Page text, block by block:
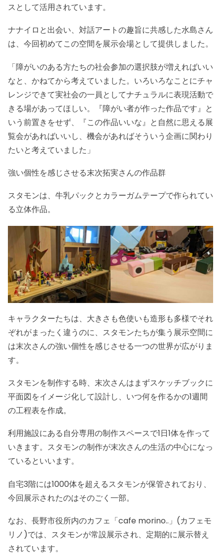
スとして活用されています。
ナナイロと出会い、対話アートの趣旨に共感した水島さん
は、今回初めてこの空間を展示会場として提供しました。
「障がいのある方たちの社会参加の選択肢が増えればいい
なと、かねてから考えていました。いろいろなことにチャ
レンジできて実社会の一員としてナチュラルに表現活動で
きる場があってほしい。『障がい者が作った作品です』と
いう前置きをせず、『この作品いいな』と自然に思える展
覧会があればいいし、機会があればそういう企画に関わり
たいと考えていました」
強い個性を感じさせる末次拓実さんの作品群
スタモンは、牛乳パックとカラーガムテープで作られてい
る立体作品。
キャラクターたちは、大きさも色使いも造形も多様でそれ
ぞれがまったく違うのに、スタモンたちが集う展示空間に
は末次さんの強い個性を感じさせる一つの世界が広がりま
す。
スタモンを制作する時、末次さんはまずスケッチブックに
平面図をイメージ化して設計し、いつ何を作るかの1週間
の工程表を作成。
利用施設にある自分専用の制作スペースで1日1体を作って
いきます。スタモンの制作が末次さんの生活の中心になっ
ているといいます。
自宅3階には1000体を超えるスタモンが保管されており、
今回展示されたのはそのごく一部。
なお、長野市役所内のカフェ「cafe morino..」(カフェモ
リノ)では、スタモンが常設展示され、定期的に展示替え
されています。